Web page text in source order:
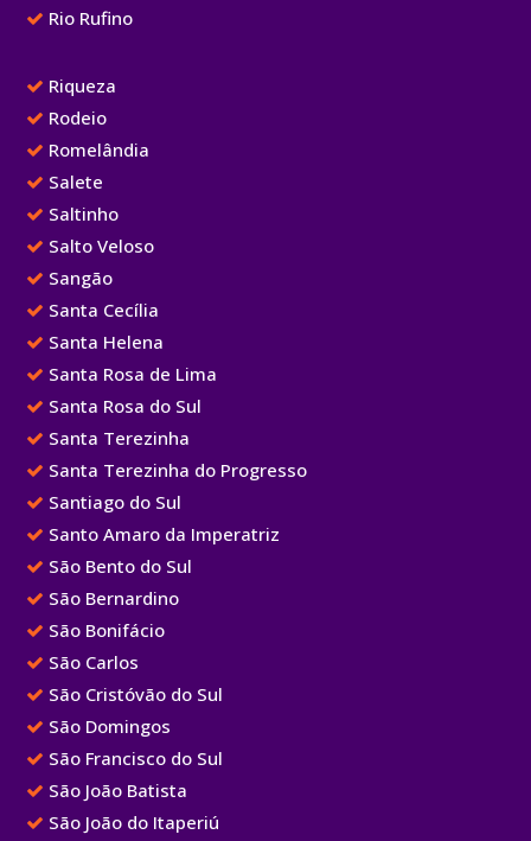
Rio Rufino
Riqueza
Rodeio
Romelândia
Salete
Saltinho
Salto Veloso
Sangão
Santa Cecília
Santa Helena
Santa Rosa de Lima
Santa Rosa do Sul
Santa Terezinha
Santa Terezinha do Progresso
Santiago do Sul
Santo Amaro da Imperatriz
São Bento do Sul
São Bernardino
São Bonifácio
São Carlos
São Cristóvão do Sul
São Domingos
São Francisco do Sul
São João Batista
São João do Itaperiú